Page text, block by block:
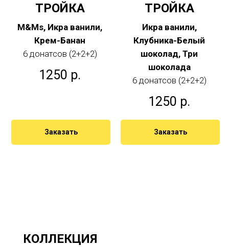
ТРОЙКА
M&Ms, Икра ванили,
Крем-Банан
6 донатсов (2+2+2)
1250 р.
Заказать
ТРОЙКА
Икра ванили,
Клубника-Белый
шоколад, Три
шоколада
6 донатсов (2+2+2)
1250 р.
Заказать
КОЛЛЕКЦИЯ